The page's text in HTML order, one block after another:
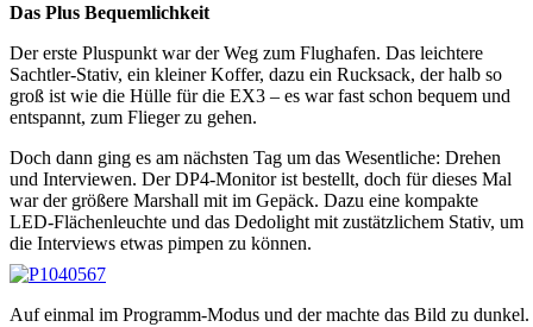
Das Plus Bequemlichkeit
Der erste Pluspunkt war der Weg zum Flughafen. Das leichtere
Sachtler-Stativ, ein kleiner Koffer, dazu ein Rucksack, der halb so
groß ist wie die Hülle für die EX3 – es war fast schon bequem und
entspannt, zum Flieger zu gehen.
Doch dann ging es am nächsten Tag um das Wesentliche: Drehen
und Interviewen. Der DP4-Monitor ist bestellt, doch für dieses Mal
war der größere Marshall mit im Gepäck. Dazu eine kompakte
LED-Flächenleuchte und das Dedolight mit zustätzlichem Stativ, um
die Interviews etwas pimpen zu können.
Auf einmal im Programm-Modus und der machte das Bild zu dunkel.